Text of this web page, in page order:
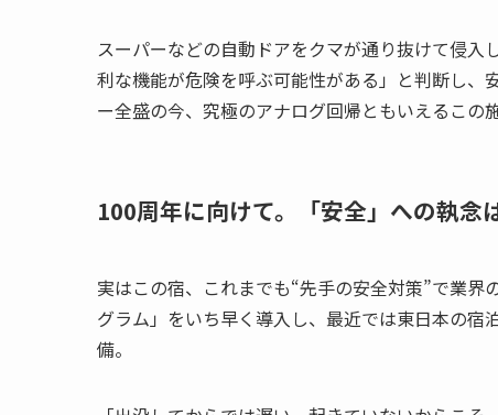
スーパーなどの自動ドアをクマが通り抜けて侵
利な機能が危険を呼ぶ可能性がある」と判断し、
ー全盛の今、究極のアナログ回帰ともいえるこの
100周年に向けて。「安全」への執念
実はこの宿、これまでも“先手の安全対策”で業
グラム」をいち早く導入し、最近では東日本の
備。